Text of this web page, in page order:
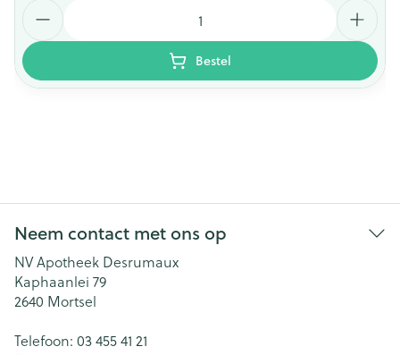
Bestel
Neem contact met ons op
NV Apotheek Desrumaux
Kaphaanlei 79
2640 Mortsel
Telefoon: 03 455 41 21